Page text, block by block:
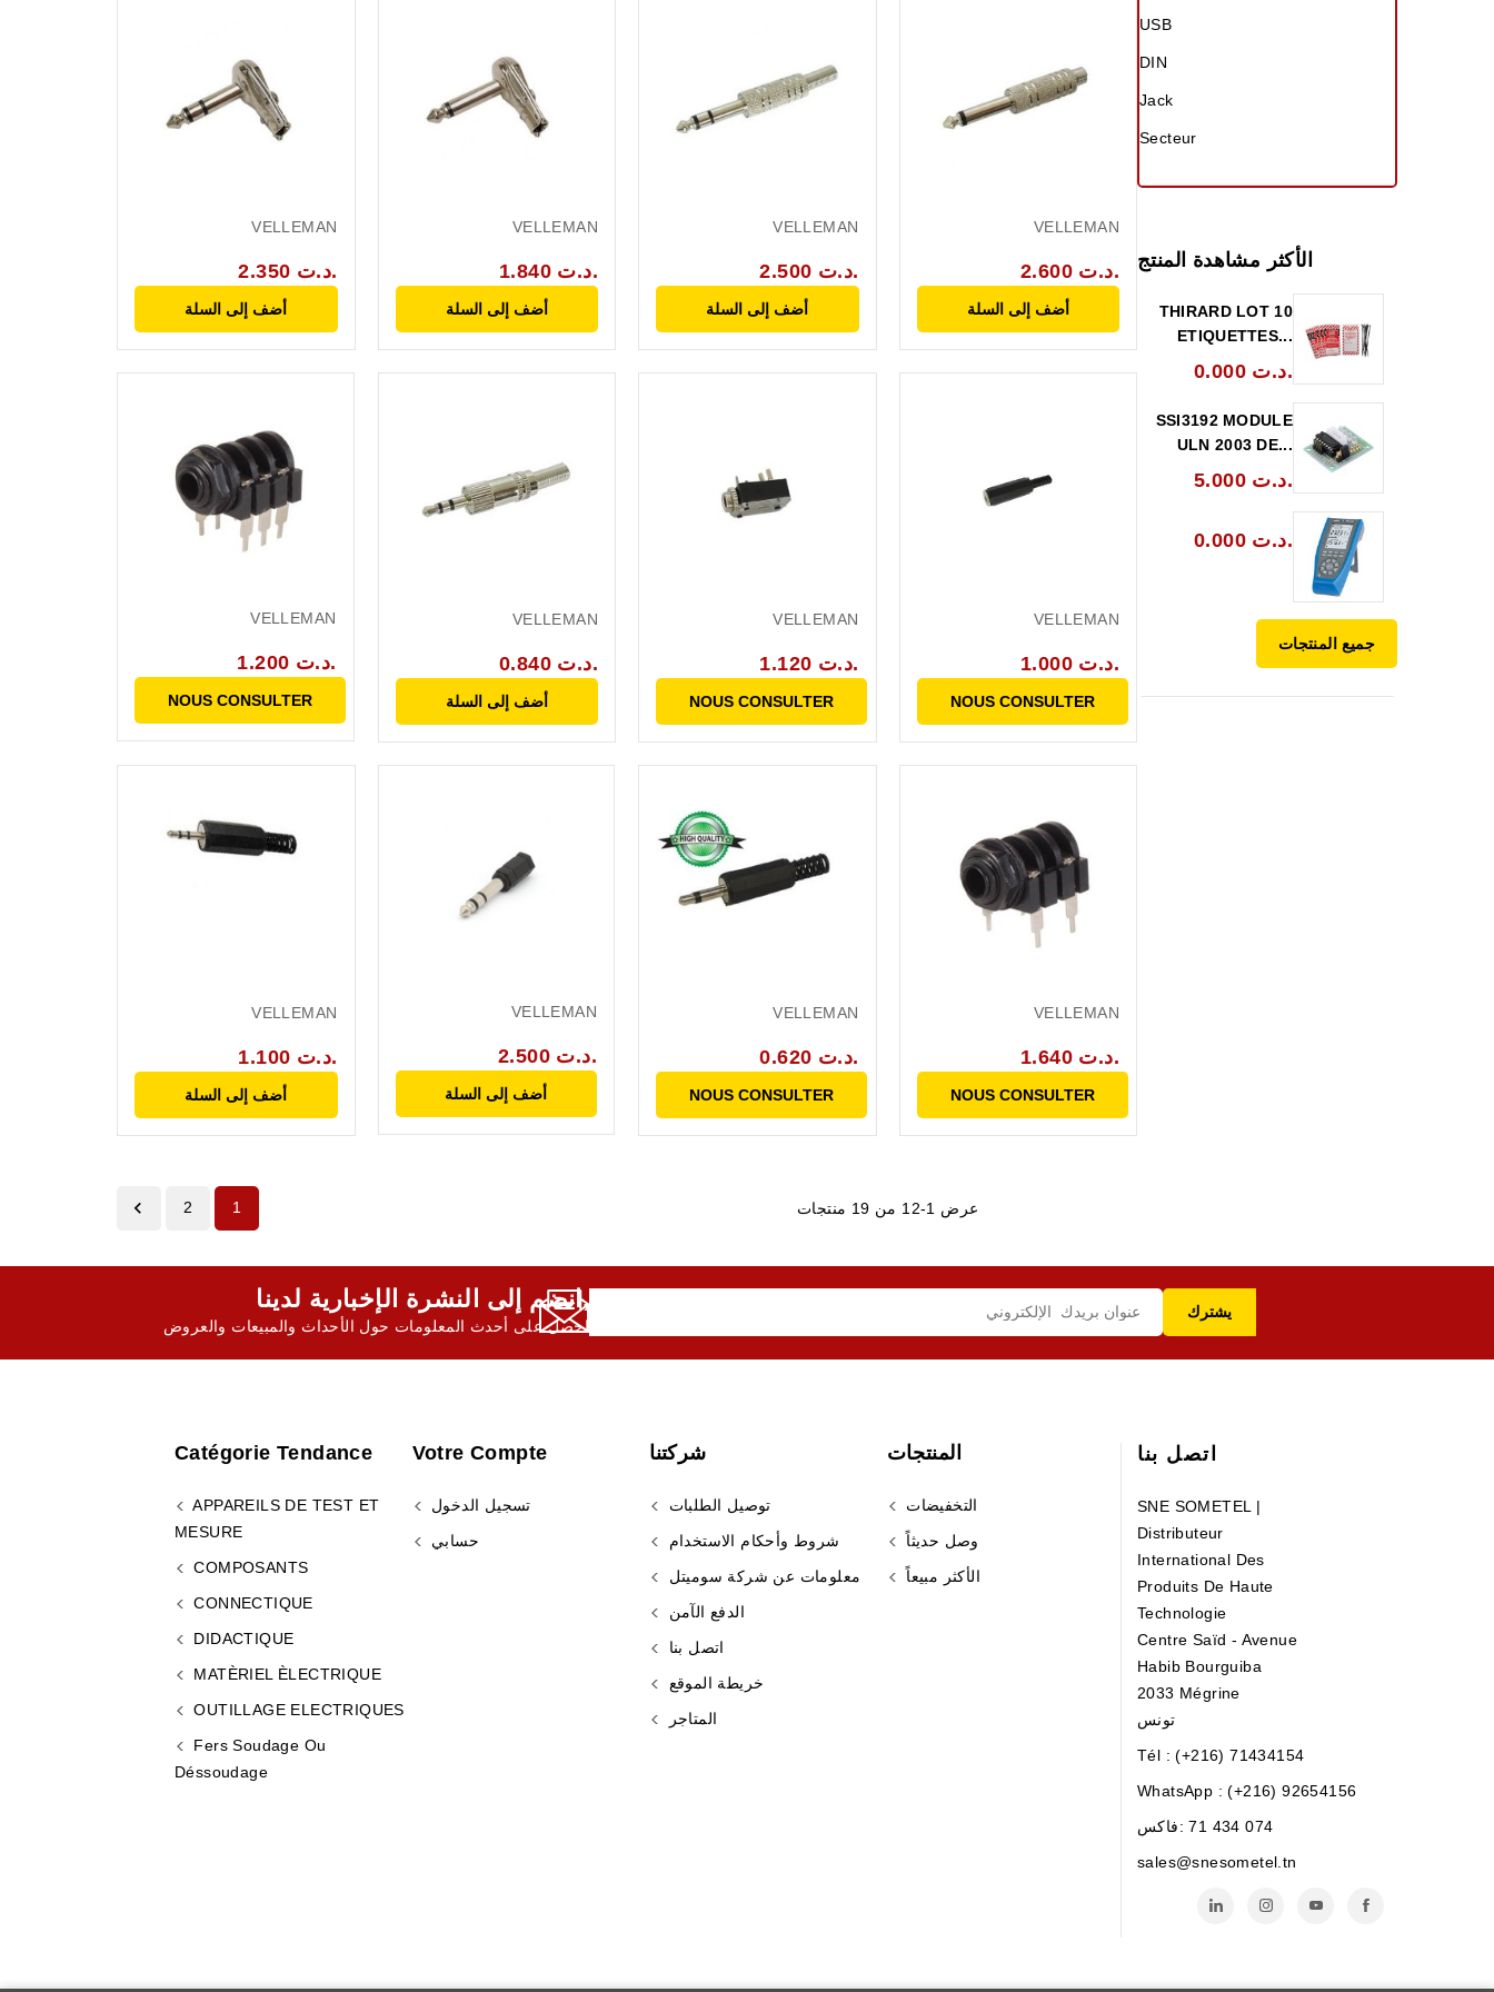
USB
DIN
Jack
Secteur
الأكثر مشاهدة المنتج
THIRARD LOT 10
ETIQUETTES...
0.000 د.ت.
SSI3192 MODULE
ULN 2003 DE...
5.000 د.ت.
0.000 د.ت.
جميع المنتجات
VELLEMAN
2.350 د.ت.
أضف إلى السلة
VELLEMAN
1.840 د.ت.
أضف إلى السلة
VELLEMAN
2.500 د.ت.
أضف إلى السلة
VELLEMAN
2.600 د.ت.
أضف إلى السلة
VELLEMAN
1.200 د.ت.
NOUS CONSULTER
VELLEMAN
0.840 د.ت.
أضف إلى السلة
VELLEMAN
1.120 د.ت.
NOUS CONSULTER
VELLEMAN
1.000 د.ت.
NOUS CONSULTER
VELLEMAN
1.100 د.ت.
أضف إلى السلة
VELLEMAN
2.500 د.ت.
أضف إلى السلة
VELLEMAN
0.620 د.ت.
NOUS CONSULTER
VELLEMAN
1.640 د.ت.
NOUS CONSULTER
عرض 1-12 من 19 منتجات 1
2

انضم إلى النشرة الإخبارية لدينا,
احصل على أحدث المعلومات حول الأحداث والمبيعات والعروض
اتصل بنا
SNE SOMETEL |
Distributeur
International Des
Produits De Haute
Technologie
Centre Saïd - Avenue
Habib Bourguiba
2033 Mégrine
تونس
Tél : (+216) 71434154
WhatsApp : (+216) 92654156
فاكس:71 434 074
sales@snesometel.tn
المنتجات
التخفيضات
وصل حديثاً
الأكثر مبيعاً
شركتنا
توصيل الطلبات
شروط وأحكام الاستخدام
معلومات عن شركة سوميتل
الدفع الآمن
اتصل بنا
خريطة الموقع
المتاجر
Votre Compte
تسجيل الدخول
حسابي
Catégorie Tendance
APPAREILS DE TEST ET
MESURE
COMPOSANTS
CONNECTIQUE
DIDACTIQUE
MATÈRIEL ÈLECTRIQUE
OUTILLAGE ELECTRIQUES
Fers Soudage Ou
Déssoudage